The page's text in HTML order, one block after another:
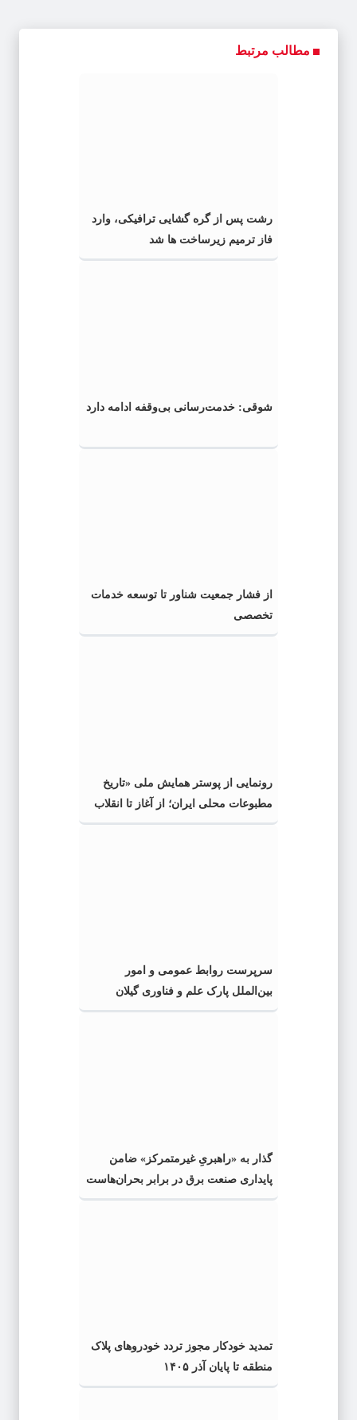
مطالب مرتبط
رشت پس از گره گشایی ترافیکی، وارد
فاز ترمیم زیرساخت ها شد
شوقی: خدمت‌رسانی بی‌وقفه ادامه دارد
از فشار جمعیت شناور تا توسعه خدمات
تخصصی
رونمایی از پوستر همایش ملی «تاریخ
مطبوعات محلی ایران؛ از آغاز تا انقلاب
اسلامی» در گیلان
سرپرست روابط عمومی و امور
بین‌الملل پارک علم و فناوری گیلان
منصوب شد
گذار به «راهبریِ غیرمتمرکز» ضامن
پایداری صنعت برق در برابر بحران‌هاست
تمدید خودکار مجوز تردد خودروهای پلاک
منطقه تا پایان آذر ۱۴۰۵